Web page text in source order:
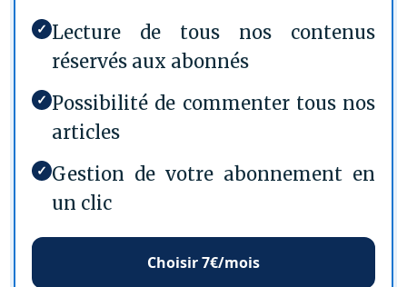
✓ Lecture de tous nos contenus
réservés aux abonnés
✓ Possibilité de commenter tous nos
articles
✓ Gestion de votre abonnement en
un clic
Choisir 7€/mois